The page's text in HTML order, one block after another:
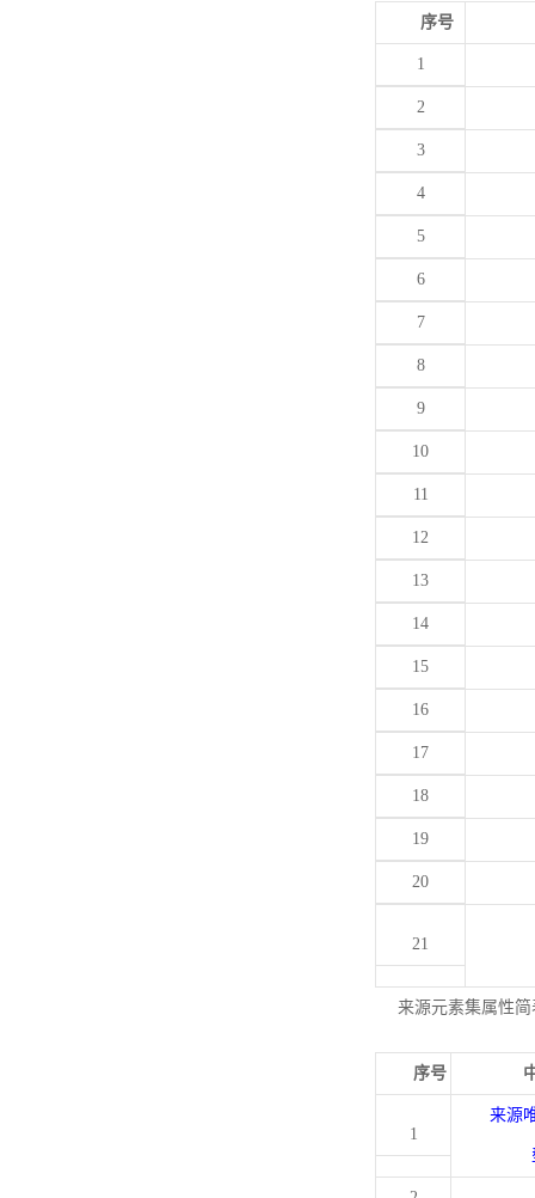
序号
1
2
3
4
5
6
7
8
9
10
11
12
13
14
15
16
17
18
19
20
21
来源元素集属性简
序号
1
来源